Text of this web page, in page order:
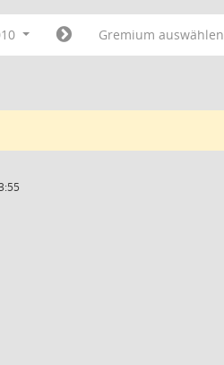
Gremium auswählen